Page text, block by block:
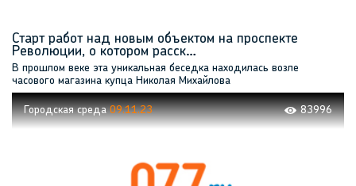
Старт работ над новым объектом на проспекте
Революции, о котором расск…
В прошлом веке эта уникальная беседка находилась возле
часового магазина купца Николая Михайлова
Городская среда09.11.23 83996